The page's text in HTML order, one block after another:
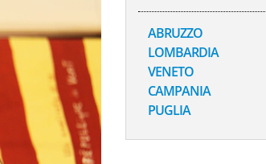
ABRUZZO
LOMBARDIA
VENETO
CAMPANIA
PUGLIA